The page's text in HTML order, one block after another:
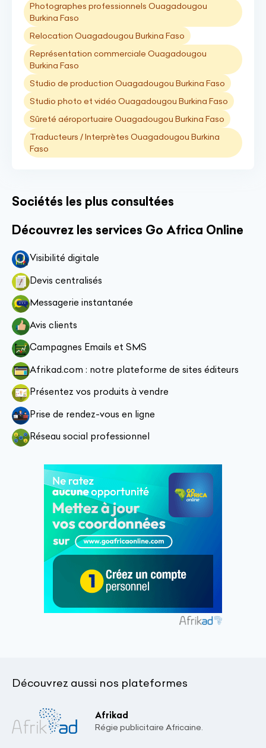
Photographes professionnels Ouagadougou
Burkina Faso
Relocation Ouagadougou Burkina Faso
Représentation commerciale Ouagadougou
Burkina Faso
Studio de production Ouagadougou Burkina Faso
Studio photo et vidéo Ouagadougou Burkina Faso
Sûreté aéroportuaire Ouagadougou Burkina Faso
Traducteurs / Interprètes Ouagadougou Burkina
Faso
Sociétés les plus consultées
Découvrez les services Go Africa Online
Visibilité digitale
Devis centralisés
Messagerie instantanée
Avis clients
Campagnes Emails et SMS
Afrikad.com : notre plateforme de sites éditeurs
Présentez vos produits à vendre
Prise de rendez-vous en ligne
Réseau social professionnel
Découvrez aussi nos plateformes
Afrikad
Régie publicitaire Africaine.